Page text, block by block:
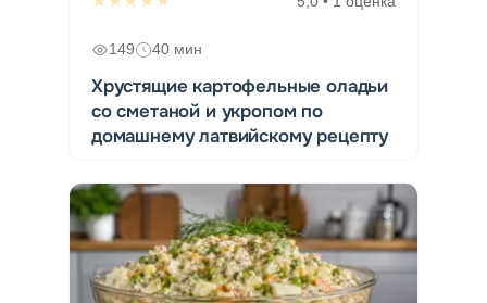
149 40 мин
Хрустящие картофельные оладьи
со сметаной и укропом по
домашнему латвийскому рецепту